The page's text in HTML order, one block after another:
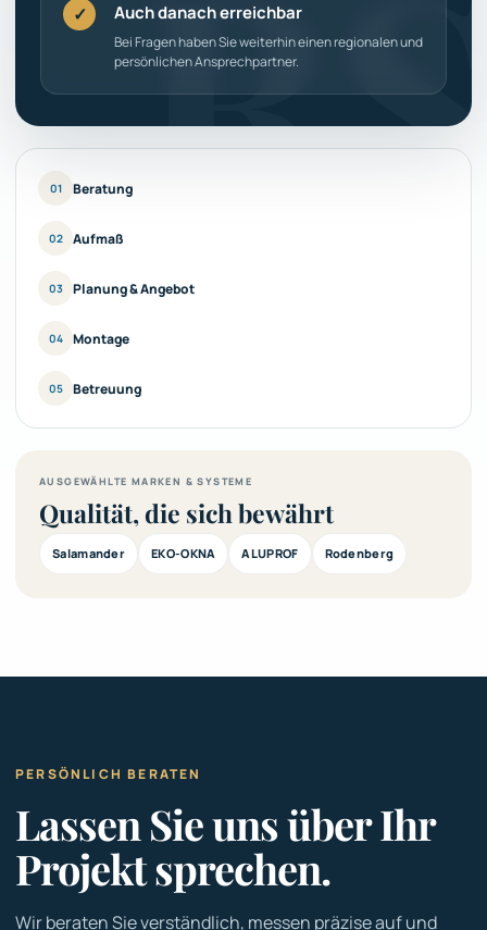
✓ Auch danach erreichbar
Bei Fragen haben Sie weiterhin einen regionalen und
persönlichen Ansprechpartner.
01 Beratung
02 Aufmaß
03 Planung & Angebot
04 Montage
05 Betreuung
AUSGEWÄHLTE MARKEN & SYSTEME
Qualität, die sich bewährt
Salamander EKO-OKNA ALUPROF Rodenberg
PERSÖNLICH BERATEN
Lassen Sie uns über Ihr
Projekt sprechen.
Wir beraten Sie verständlich, messen präzise auf und